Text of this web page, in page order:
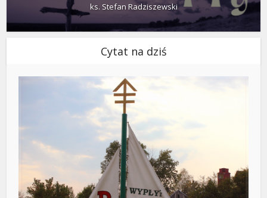
ks. Stefan Radziszewski
Cytat na dziś